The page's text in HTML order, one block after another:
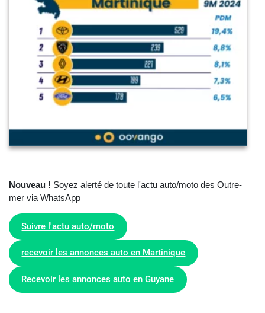
Nouveau ! Soyez alerté de toute l'actu auto/moto des Outre-
mer via WhatsApp
Suivre l'actu auto/moto
recevoir les annonces auto en Martinique
Recevoir les annonces auto en Guyane